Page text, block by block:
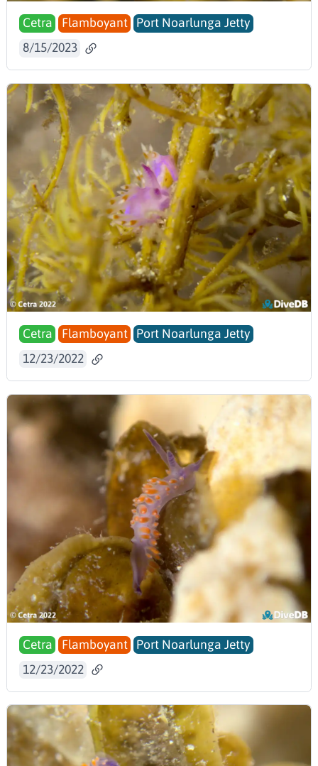
Cetra Flamboyant
Port Noarlunga Jetty
8/15/2023
Cetra Flamboyant
Port Noarlunga Jetty
12/23/2022
Cetra Flamboyant
Port Noarlunga Jetty
12/23/2022